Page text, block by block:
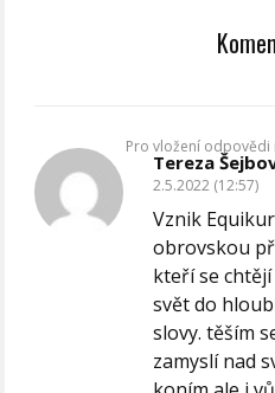
Tereza
2.5.2022 (12:57)
Vznik
obrovskou
kteří se
svět do
slovy. těším
zamyslí nad
Pro vložení